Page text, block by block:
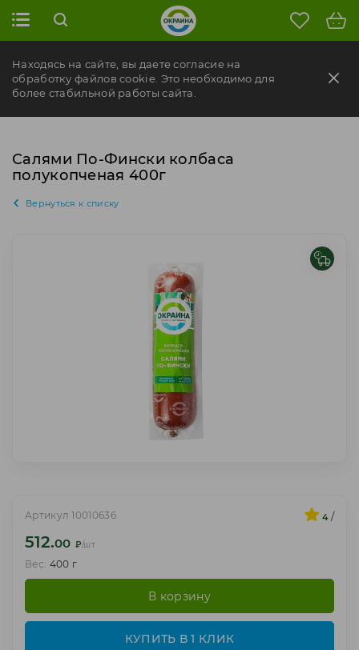
Находясь на сайте, вы даете согласие на
обработку файлов cookie. Это необходимо для
более стабильной работы сайта.
Салями По-Фински колбаса
полукопченая 400г
Вернуться к списку
Артикул 10010636 4 /
512.00 ₽/шт
Вес: 400 г
В корзину
КУПИТЬ В 1 КЛИК